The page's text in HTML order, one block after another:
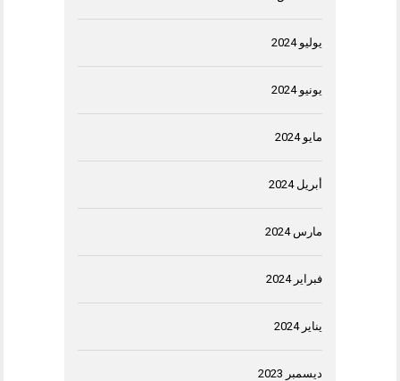
يوليو 2024
يونيو 2024
مايو 2024
أبريل 2024
مارس 2024
فبراير 2024
يناير 2024
ديسمبر 2023